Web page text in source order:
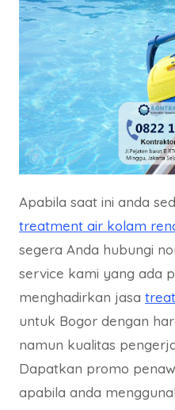
Apabila saat ini anda
treatment air kolam
segera Anda hubungi
service kami yang ada
menghadirkan jasa
untuk Bogor dengan
namun kualitas
Dapatkan promo
apabila anda